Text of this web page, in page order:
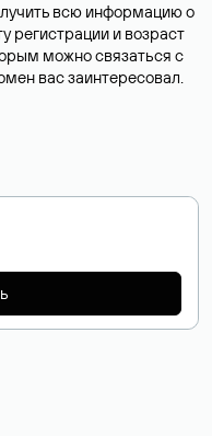
всю информацию о
регистрации и возраст
можно связаться с
вас заинтересовал.